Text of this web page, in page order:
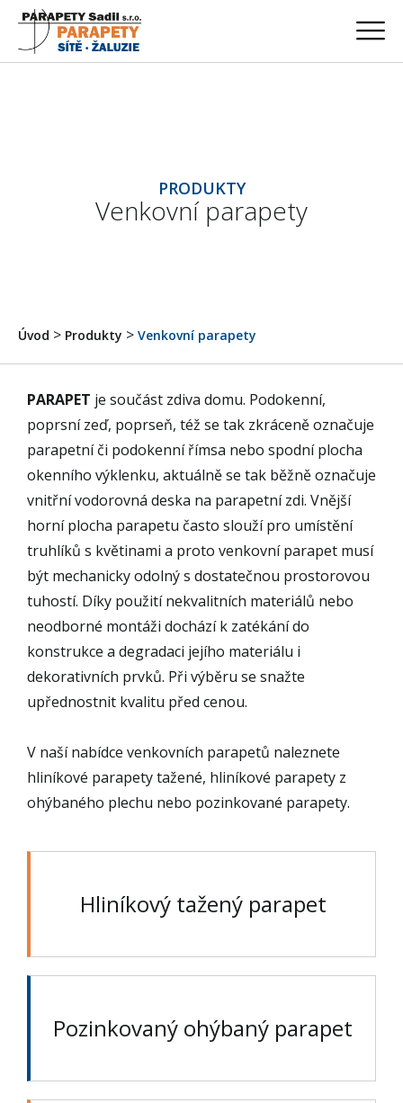
PRODUKTY
Venkovní parapety
Úvod > Produkty > Venkovní parapety
PARAPET je součást zdiva domu. Podokenní,
poprsní zeď, poprseň, též se tak zkráceně označuje
parapetní či podokenní římsa nebo spodní plocha
okenního výklenku, aktuálně se tak běžně označuje
vnitřní vodorovná deska na parapetní zdi. Vnější
horní plocha parapetu často slouží pro umístění
truhlíků s květinami a proto venkovní parapet musí
být mechanicky odolný s dostatečnou prostorovou
tuhostí. Díky použití nekvalitních materiálů nebo
neodborné montáži dochází k zatékání do
konstrukce a degradaci jejího materiálu i
dekorativních prvků. Při výběru se snažte
upřednostnit kvalitu před cenou.
V naší nabídce venkovních parapetů naleznete
hliníkové parapety tažené, hliníkové parapety z
ohýbaného plechu nebo pozinkované parapety.
Hliníkový tažený parapet
Pozinkovaný ohýbaný parapet